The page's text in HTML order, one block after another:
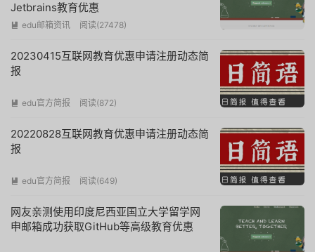
Jetbrains教育优惠
 edu邮箱资讯 阅读(27478)
20230415互联网教育优惠申请注册动态简
报
 edu官方简报 阅读(872)
20220828互联网教育优惠申请注册动态简
报
 edu官方简报 阅读(649)
网友亲测使用印度尼西亚国立大学留学网
申邮箱成功获取GitHub等高级教育优惠